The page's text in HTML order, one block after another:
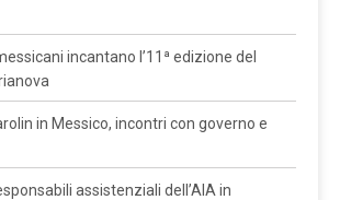
incantano l’11ª edizione del
in Messico, incontri con governo e
assistenziali dell’AIA in